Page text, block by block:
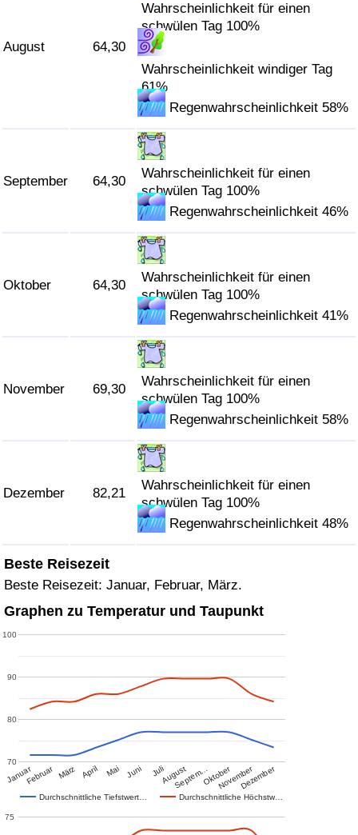
August 64,30
Wahrscheinlichkeit für einen
schwülen Tag 100%
Wahrscheinlichkeit windiger Tag
61%
Regenwahrscheinlichkeit 58%
September 64,30
Wahrscheinlichkeit für einen
schwülen Tag 100%
Regenwahrscheinlichkeit 46%
Oktober 64,30
Wahrscheinlichkeit für einen
schwülen Tag 100%
Regenwahrscheinlichkeit 41%
November 69,30
Wahrscheinlichkeit für einen
schwülen Tag 100%
Regenwahrscheinlichkeit 58%
Dezember 82,21
Wahrscheinlichkeit für einen
schwülen Tag 100%
Regenwahrscheinlichkeit 48%
Beste Reisezeit
Beste Reisezeit: Januar, Februar, März.
Graphen zu Temperatur und Taupunkt
Durchschnittliche Tiefstwert… Durchschnittliche Höchstw…
JanuarFebruar März April Mai Juni JuliAugustSeptem…OktoberNovemberDezember
70
80
90
100
75